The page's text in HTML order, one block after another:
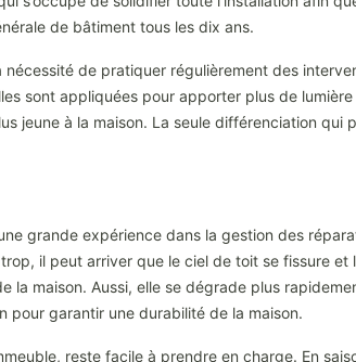
de bâtiment tous les dix ans.
de pratiquer régulièrement des
sont appliquées pour apporter plus de
jeune à la maison. La seule différenciation
grande expérience dans la gestion des
il peut arriver que le ciel de toit se fissure
la maison. Aussi, elle se dégrade plus
pour garantir une durabilité de la maison.
reste facile à prendre en charge. En